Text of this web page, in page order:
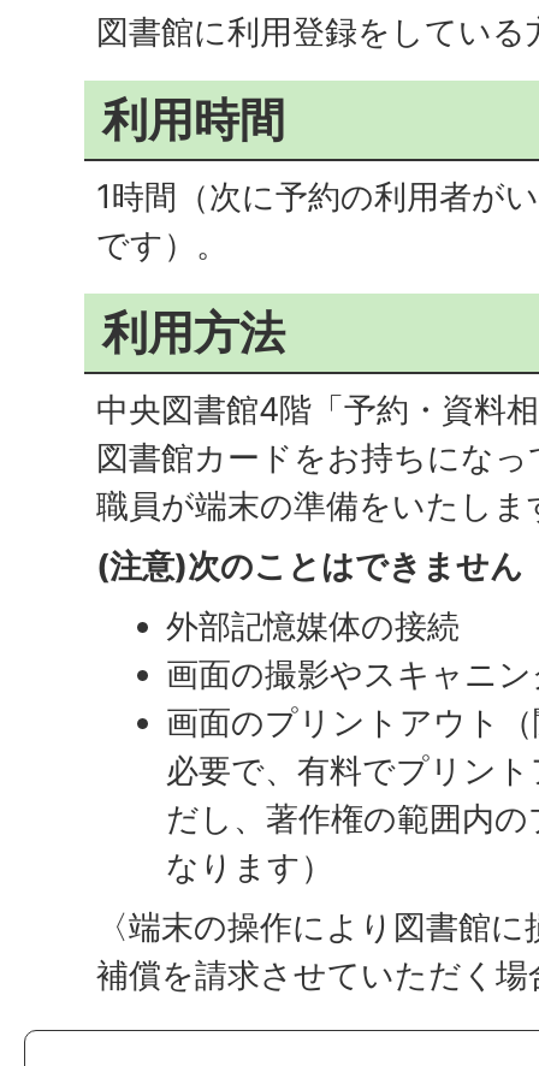
図書館に利用登録をしている
利用時間
1時間（次に予約の利用者が
です）。
利用方法
中央図書館4階「予約・資料
図書館カードをお持ちにな
職員が端末の準備をいたしま
(注意)次のことはできません
外部記憶媒体の接続
画面の撮影やスキャニ
画面のプリントアウト
必要で、有料でプリン
だし、著作権の範囲内
なります）
〈端末の操作により図書館
補償を請求させていただく